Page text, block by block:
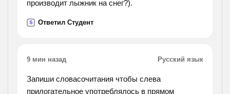
производит лыжник на снег?).
S Ответил Студент
9 мин назад Русский язык
Запиши словасочитания чтобы слева
прилогательное употреблялось в прямом